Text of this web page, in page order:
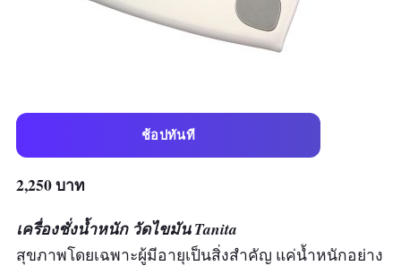
ช้อปทันที
2,250 บาท
เครื่องชั่งน้ำหนัก วัดไขมัน Tanita
สุขภาพโดยเฉพาะผู้มีอายุเป็นสิ่งสำคัญ แค่น้ำหนักอย่าง